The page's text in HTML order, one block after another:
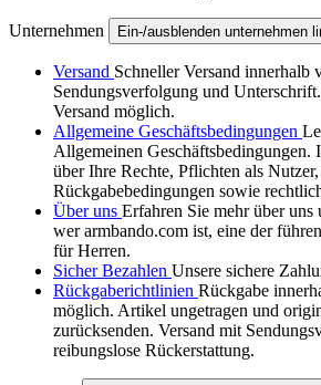
Unternehmen Ein-/ausblenden unternehmen
Versand Schneller Versand innerhalb
Sendungsverfolgung und
Versand möglich.
Allgemeine Geschäftsbedingungen
Allgemeinen Geschäftsbedingungen.
über Ihre Rechte, Pflichten als
Rückgabebedingungen sowie
Über uns Erfahren Sie mehr über uns
wer armbando.com ist, eine der
für Herren.
Sicher Bezahlen Unsere sichere
Rückgaberichtlinien Rückgabe
möglich. Artikel ungetragen und
zurücksenden. Versand mit
reibungslose Rückerstattung.